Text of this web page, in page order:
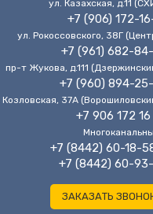
ул. Казахская, д.11
+7 (906) 172-
ул. Рокоссовского, 38Г
+7 (961) 682-
пр-т Жукова, д.111
+7 (960) 894-
Козловская, 37А
+7 906 172
+7 (8442) 60-18-
+7 (8442) 60-
ЗАКАЗАТЬ